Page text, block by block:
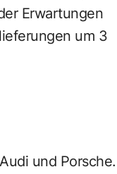
Erwartungen
um 3
und Porsche.